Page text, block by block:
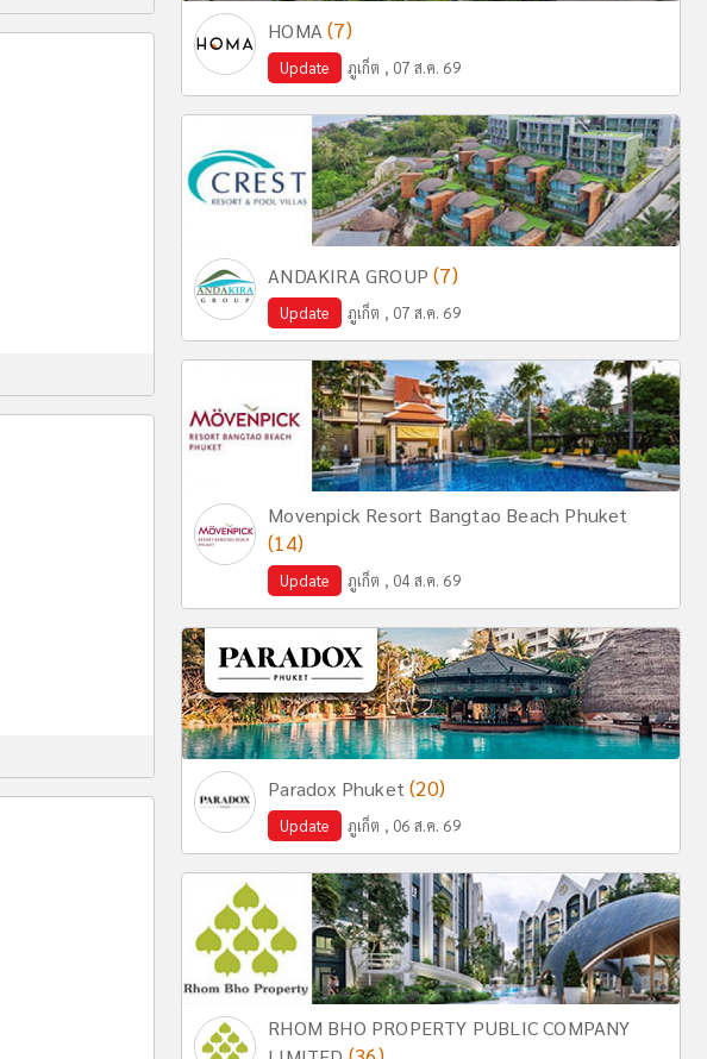
HOMA(7)
Update ภูเก็ต , 07 ส.ค. 69
ANDAKIRA GROUP(7)
Update ภูเก็ต , 07 ส.ค. 69
Movenpick Resort Bangtao Beach Phuket
(14)
Update ภูเก็ต , 04 ส.ค. 69
Paradox Phuket(20)
Update ภูเก็ต , 06 ส.ค. 69
RHOM BHO PROPERTY PUBLIC COMPANY